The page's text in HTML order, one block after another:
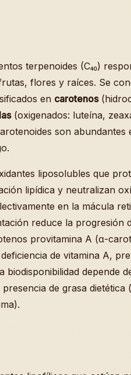
terpenoides (C₄₀)
flores y raíces. Se
en carotenos
(oxigenados: luteína,
son abundantes
liposolubles que
lipídica y neutralizan
en la mácula
reduce la progresión
provitamina A (α-
de vitamina A,
biodisponibilidad depende
de grasa